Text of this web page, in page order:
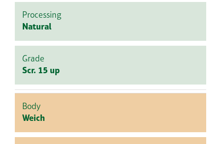
Processing
Natural
Grade
Scr. 15 up
Body
Weich